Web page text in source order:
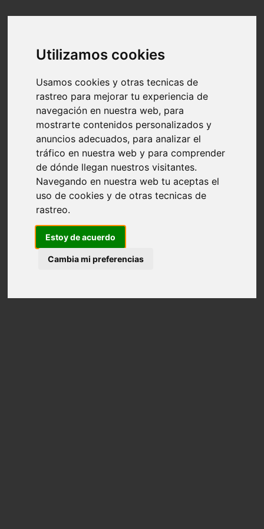
Utilizamos cookies
Usamos cookies y otras tecnicas de
rastreo para mejorar tu experiencia de
navegación en nuestra web, para
mostrarte contenidos personalizados y
anuncios adecuados, para analizar el
tráfico en nuestra web y para comprender
de dónde llegan nuestros visitantes.
Navegando en nuestra web tu aceptas el
uso de cookies y de otras tecnicas de
rastreo.
Estoy de acuerdo
Cambia mi preferencias